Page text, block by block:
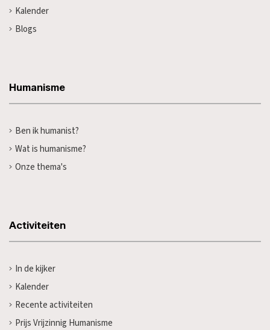
Kalender
Blogs
Humanisme
Ben ik humanist?
Wat is humanisme?
Onze thema's
Activiteiten
In de kijker
Kalender
Recente activiteiten
Prijs Vrijzinnig Humanisme